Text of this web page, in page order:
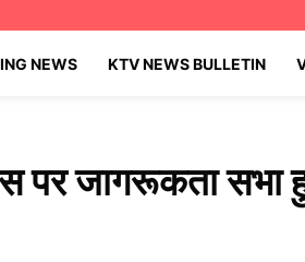
NEWS KTV NEWS BULLETIN
पर जागरूकता सभा